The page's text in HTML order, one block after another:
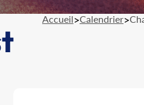
Accueil>Calendrier>